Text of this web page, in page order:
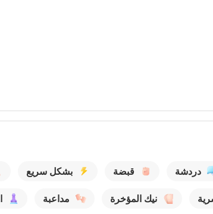
دردشة قبضة بشكل سريع
نيك المؤخرة مداعبة